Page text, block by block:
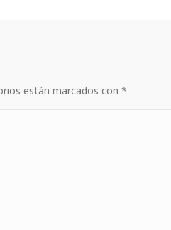
están marcados con *